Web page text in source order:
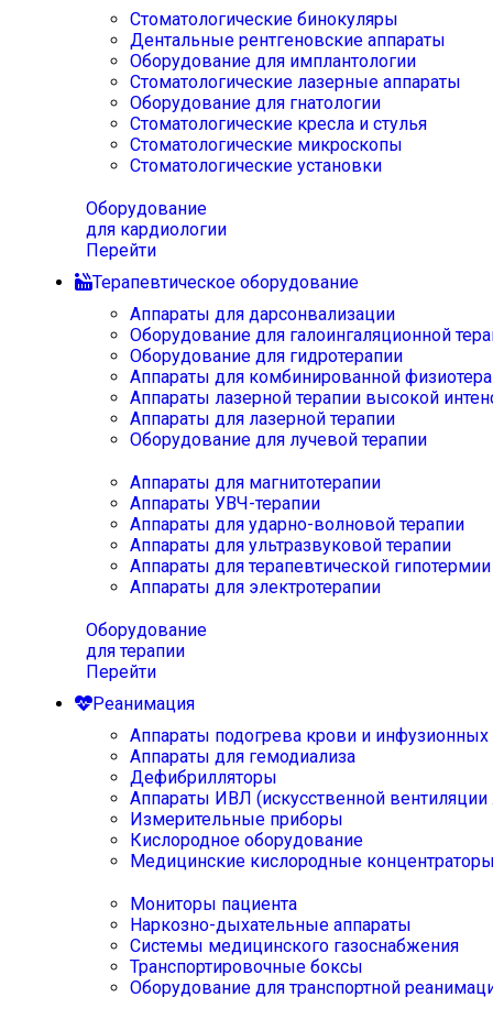
Стоматологические бинокуляры
Дентальные рентгеновские аппараты
Оборудование для имплантологии
Стоматологические лазерные аппараты
Оборудование для гнатологии
Стоматологические кресла и стулья
Стоматологические микроскопы
Стоматологические установки
Оборудование
для кардиологии
Перейти
Терапевтическое оборудование
Аппараты для дарсонвализации
Оборудование для галоингаляционной
Оборудование для гидротерапии
Аппараты для комбинированной
Аппараты лазерной терапии высокой
Аппараты для лазерной терапии
Оборудование для лучевой терапии
Аппараты для магнитотерапии
Аппараты УВЧ-терапии
Аппараты для ударно-волновой терапии
Аппараты для ультразвуковой терапии
Аппараты для терапевтической
Аппараты для электротерапии
Оборудование
для терапии
Перейти
Реанимация
Аппараты подогрева крови и инфузионных
Аппараты для гемодиализа
Дефибрилляторы
Аппараты ИВЛ (искусственной вентиляции
Измерительные приборы
Кислородное оборудование
Медицинские кислородные
Мониторы пациента
Наркозно-дыхательные аппараты
Системы медицинского газоснабжения
Транспортировочные боксы
Оборудование для транспортной